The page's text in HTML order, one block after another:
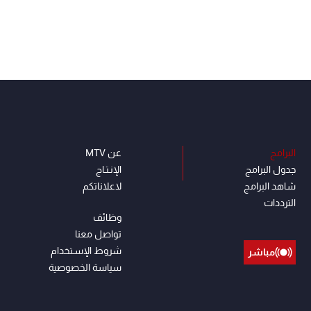
البرامج
جدول البرامج
شاهد البرامج
الترددات
مباشر
عن MTV
الإنـتـاج
لاعلاناتكم
وظائف
تواصل معنا
شروط الإسـتخدام
سياسة الخصوصية